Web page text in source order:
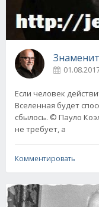
Если человек
Вселенная будет
сбылось. © Пауло
не требует, а
Комментировать